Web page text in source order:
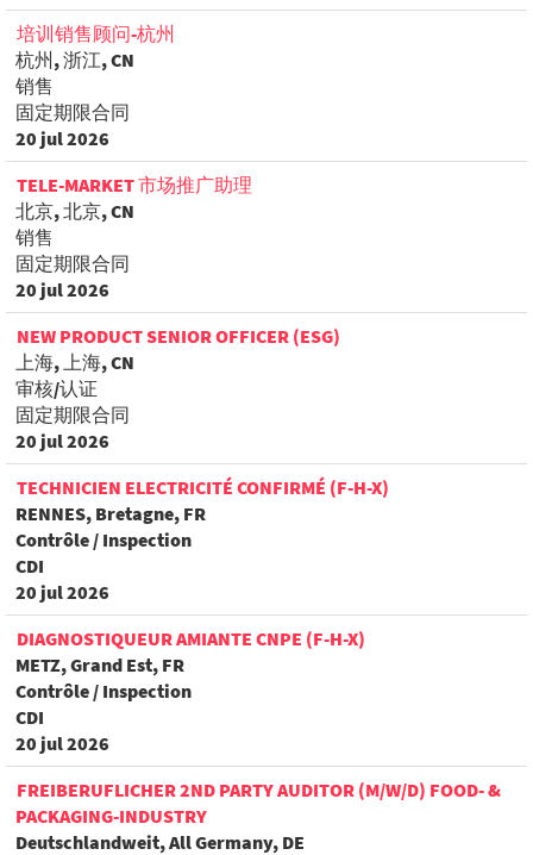
培训销售顾问-杭州
杭州, 浙江, CN
销售
固定期限合同
20 jul 2026
TELE-MARKET 市场推广助理
北京, 北京, CN
销售
固定期限合同
20 jul 2026
NEW PRODUCT SENIOR OFFICER (ESG)
上海, 上海, CN
审核/认证
固定期限合同
20 jul 2026
TECHNICIEN ELECTRICITÉ CONFIRMÉ (F-H-X)
RENNES, Bretagne, FR
Contrôle / Inspection
CDI
20 jul 2026
DIAGNOSTIQUEUR AMIANTE CNPE (F-H-X)
METZ, Grand Est, FR
Contrôle / Inspection
CDI
20 jul 2026
FREIBERUFLICHER 2ND PARTY AUDITOR (M/W/D) FOOD- &
PACKAGING-INDUSTRY
Deutschlandweit, All Germany, DE